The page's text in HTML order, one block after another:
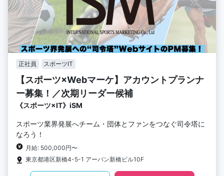
正社員 スポーツIT
【スポーツ×Webマーケ】アカウントプランナ
ー募集！／次期リーダー候補
《スポーツ×IT》iSM
スポーツ業界発展へチーム・団体とファンをつなぐ司令塔に
なろう！
月給: 500,000円〜
東京都港区新橋4-5-1 アーバン新橋ビル10F